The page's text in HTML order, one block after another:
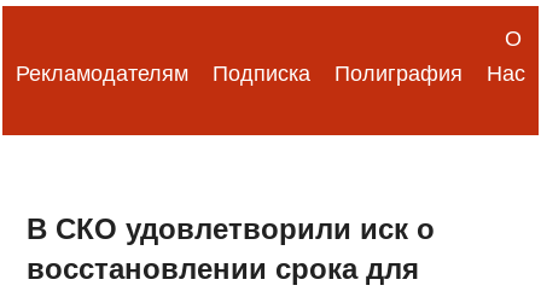
Рекламодателям Подписка Полиграфия
О
Нас
В СКО удовлетворили иск о
восстановлении срока для